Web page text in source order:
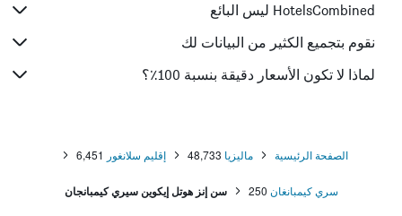
HotelsCombined ليس البائع
نقوم بتجميع الكثير من البيانات لك
لماذا لا تكون الأسعار دقيقة بنسبة 100٪؟
الصفحة الرئيسية ماليزيا 48,733 إقليم سلانغور 6,451
سري كيمبانغان 250 سن إنز هوتل إيكوين سيري كيمبانجان